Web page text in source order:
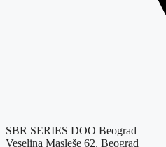
SBR SERIES DOO Beograd
Veselina Masleše 62, Beograd